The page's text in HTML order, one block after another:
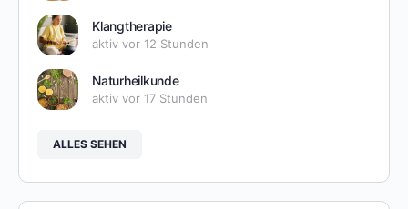
Klangtherapie
aktiv vor 12 Stunden
Naturheilkunde
aktiv vor 17 Stunden
ALLES SEHEN